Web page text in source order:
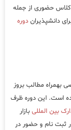
کلاس حضوری از جمله
دانشپذیران دوره
بهمراه مطالب بروز
است. این دوره ظرف
بین المللی بازار
ثبت نام و حضور در